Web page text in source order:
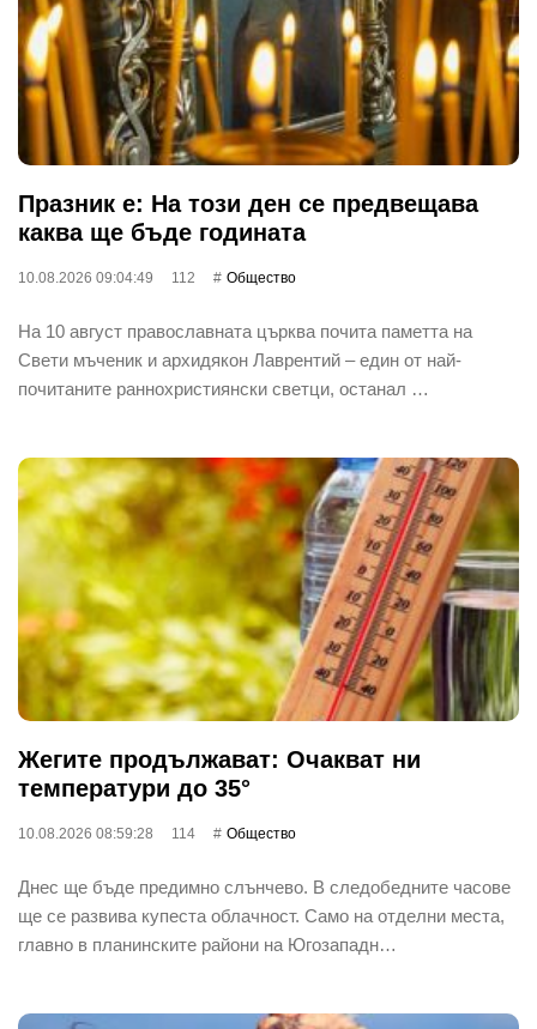
Празник е: На този ден се предвещава
каква ще бъде годината
10.08.2026 09:04:49 112 Общество
На 10 август православната църква почита паметта на
Свети мъченик и архидякон Лаврентий – един от най-
почитаните раннохристиянски светци, останал …
Жегите продължават: Очакват ни
температури до 35°
10.08.2026 08:59:28 114 Общество
Днес ще бъде предимно слънчево. В следобедните часове
ще се развива купеста облачност. Само на отделни места,
главно в планинските райони на Югозападн…